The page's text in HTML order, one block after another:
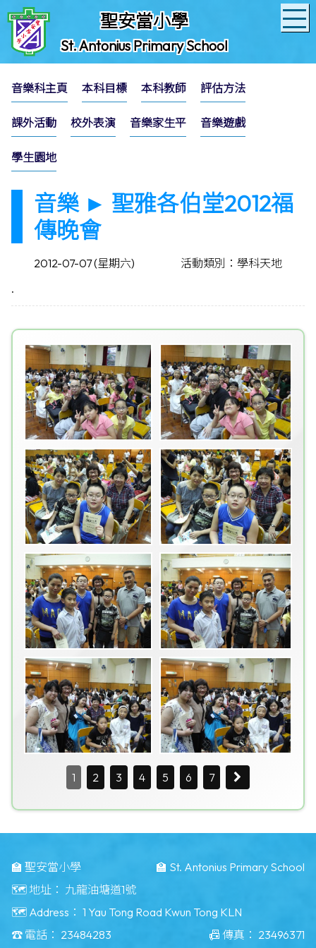
聖安當小學
St. Antonius Primary School
音樂科主頁 本科目標 本科教師 評估方法
課外活動 校外表演 音樂家生平 音樂遊戲
學生園地
音樂 ► 聖雅各伯堂2012福
傳晚會
2012-07-07 (星期六)
活動類別：學科天地
.
1 2 3 4 5 6 7
🏫 聖安當小學
🏫 St. Antonius Primary School
🗺️ 地址： 九龍油塘道1號
🗺️ Address： 1 Yau Tong Road Kwun Tong KLN
☎️ 電話： 23484283 📠 傳真： 23496371